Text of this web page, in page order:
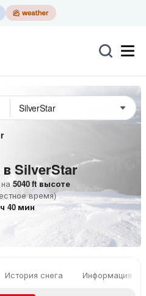
SilverStar
5040ftвысоте
время)
ч 40 мин
История снега Информация о